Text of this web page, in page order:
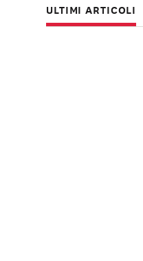
ULTIMI ARTICOLI